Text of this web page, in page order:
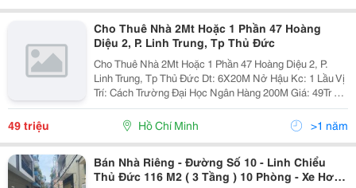
Cho Thuê Nhà 2Mt Hoặc 1 Phần 47 Hoàng
Diệu 2, P. Linh Trung, Tp Thủ Đức
Cho Thuê Nhà 2Mt Hoặc 1 Phần 47 Hoàng Diệu 2, P.
Linh Trung, Tp Thủ Đức Dt: 6X20M Nở Hậu Kc: 1 Lầu Vị
Trí: Cách Trường Đại Học Ngân Hàng 200M Giá: 49Tr Để
Biết Thêm Chi Tiết Liên Hệ 0947207272 Anh Vinh (Cty
Tnhh Đầu Tư Và Quản Lý Bất Động Sản...
49 triệu Hồ Chí Minh >1 năm
Bán Nhà Riêng - Đường Số 10 - Linh Chiểu
Thủ Đức 116 M2 ( 3 Tầng ) 10 Phòng - Xe Hơi